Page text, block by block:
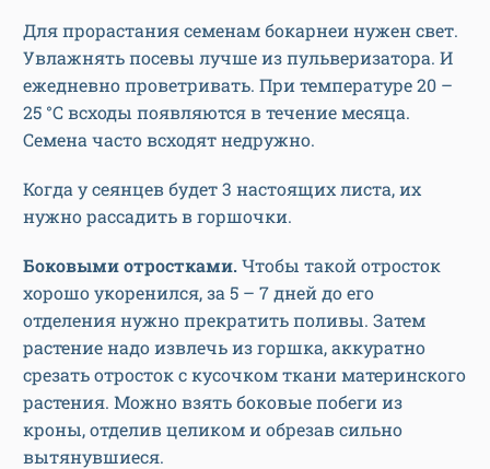
Для прорастания семенам бокарнеи нужен свет.
Увлажнять посевы лучше из пульверизатора. И
ежедневно проветривать. При температуре 20 –
25 °С всходы появляются в течение месяца.
Семена часто всходят недружно.
Когда у сеянцев будет 3 настоящих листа, их
нужно рассадить в горшочки.
Боковыми отростками.Чтобы такой отросток
хорошо укоренился, за 5 – 7 дней до его
отделения нужно прекратить поливы. Затем
растение надо извлечь из горшка, аккуратно
срезать отросток с кусочком ткани материнского
растения. Можно взять боковые побеги из
кроны, отделив целиком и обрезав сильно
вытянувшиеся.